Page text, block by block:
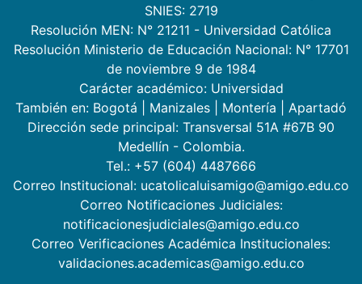
SNIES: 2719
Resolución MEN: N° 21211 - Universidad Católica
Resolución Ministerio de Educación Nacional: N° 17701
de noviembre 9 de 1984
Carácter académico: Universidad
También en: Bogotá Manizales Montería
Apartadó
Dirección sede principal: Transversal 51A #67B 90
Medellín - Colombia.
Tel.: +57 (604) 4487666
Correo Institucional: ucatolicaluisamigo@amigo.edu.co
Correo Notificaciones Judiciales:
notificacionesjudiciales@amigo.edu.co
Correo Verificaciones Académica Institucionales:
validaciones.academicas@amigo.edu.co